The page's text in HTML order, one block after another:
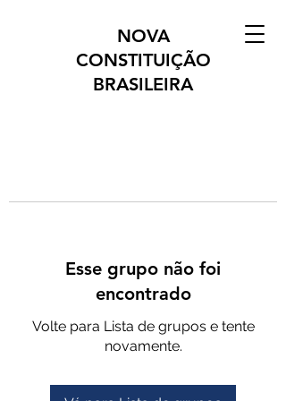
NOVA
CONSTITUIÇÃO
BRASILEIRA
Esse grupo não foi
encontrado
Volte para Lista de grupos e tente
novamente.